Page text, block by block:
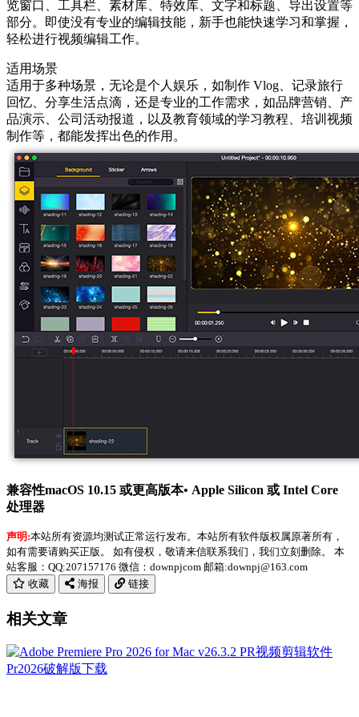
览窗口、工具栏、素材库、特效库、文字和标题、导出设置等
部分。即使没有专业的编辑技能，新手也能快速学习和掌握，
轻松进行视频编辑工作。
适用场景
适用于多种场景，无论是个人娱乐，如制作 Vlog、记录旅行
回忆、分享生活点滴，还是专业的工作需求，如品牌营销、产
品演示、公司活动报道，以及教育领域的学习教程、培训视频
制作等，都能发挥出色的作用。
兼容性macOS 10.15 或更高版本• Apple Silicon 或 Intel Core
处理器
声明:本站所有资源均测试正常运行发布。本站所有软件版权属原著所有，
如有需要请购买正版。 如有侵权，敬请来信联系我们，我们立刻删除。 本
站客服：QQ:207157176 微信：downpjcom 邮箱:downpj@163.com
收藏
海报 链接
相关文章